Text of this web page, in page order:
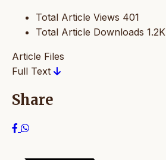
Total Article Views 401
Total Article Downloads 1.2K
Article Files
Full Text
Share